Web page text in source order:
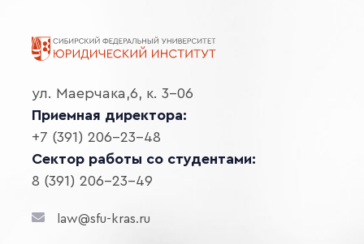
ул. Маерчака,6, к. 3-06
Приемная директора:
+7 (391) 206-23-48
Сектор работы со студентами:
8 (391) 206-23-49
law@sfu-kras.ru